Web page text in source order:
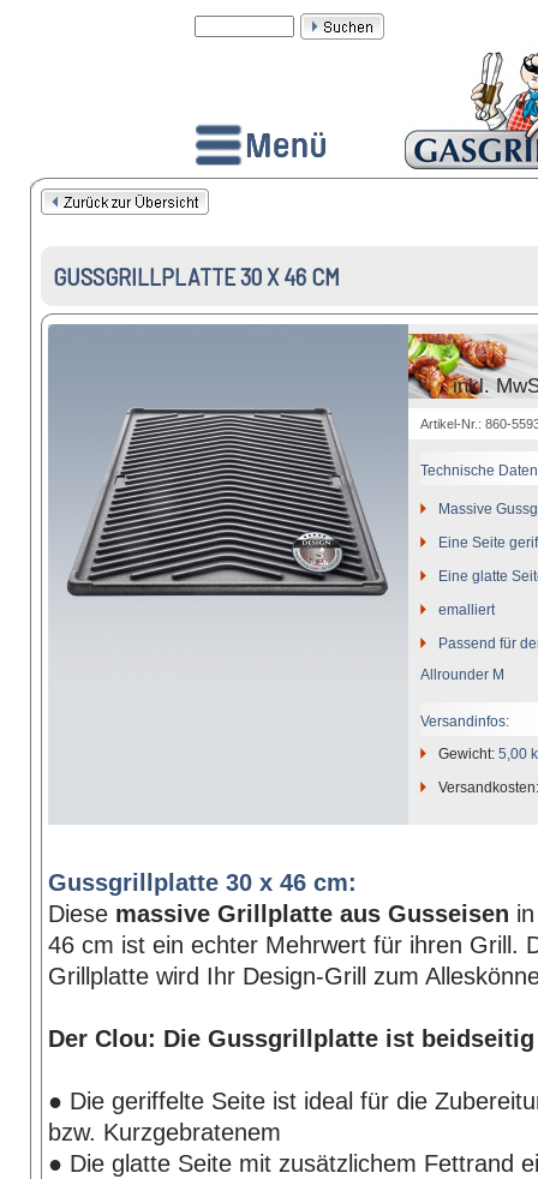
GUSSGRILLPLATTE 30 X 46 CM
inkl.
Artikel-Nr.: 860-
Technische
Massive
Eine Seite
Eine glatte
emalliert
Passend für
Allrounder M
Versandinfos:
Gewicht: 5,00
Gussgrillplatte 30 x 46 cm:
Diese massive Grillplatte aus Gusseisen
46 cm ist ein echter Mehrwert für ihren Grill.
Grillplatte wird Ihr Design-Grill zum
Der Clou: Die Gussgrillplatte ist
● Die geriffelte Seite ist ideal für die
bzw. Kurzgebratenem
● Die glatte Seite mit zusätzlichem Fettrand